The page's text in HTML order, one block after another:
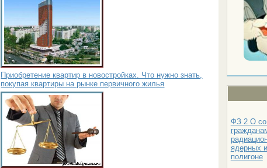
ФЗ 2 О
ядерных
полигоне
Приобретение квартир в новостройках. Что нужно знать,
покупая квартиры на рынке первичного жилья